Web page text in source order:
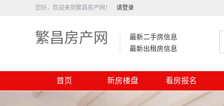
您好，欢迎来到繁昌房产网！ 请登录
繁昌房产网
最新二手房信息
最新出租房信息
首页 新房楼盘 看房报名